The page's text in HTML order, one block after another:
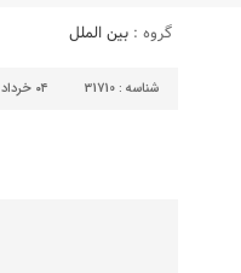
گروه : بین الملل
شناسه : 31710 ۰۴ خرداد ۱۴۰۵ - ۱۹:۳۵